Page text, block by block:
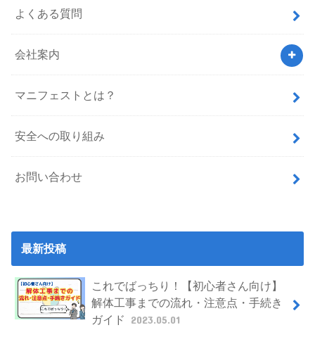
よくある質問
会社案内
マニフェストとは？
安全への取り組み
お問い合わせ
最新投稿
これでばっちり！【初心者さん向け】
解体工事までの流れ・注意点・手続き
ガイド
2023.05.01